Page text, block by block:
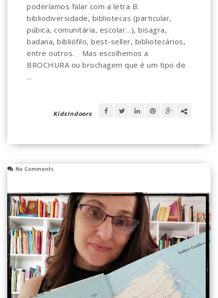
poderíamos falar com a letra B:
bibliodiversidade, bibliotecas (particular,
púbica, comunitária, escolar…), bisagra,
badana, bibliófilo, best-seller, bibliotecários,
entre outros. ⠀Mas escolhemos a
BROCHURA ou brochagem que é um tipo de
...
KidsIndoors
No Comments